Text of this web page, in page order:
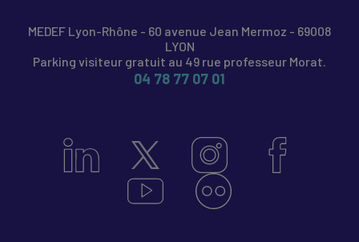
MEDEF Lyon-Rhône - 60 avenue Jean Mermoz - 69008
LYON
Parking visiteur gratuit au 49 rue professeur Morat.
04 78 77 07 01